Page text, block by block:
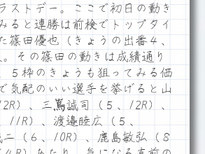
ストデー。ここで初日の動き
ると連勝は前検でトップタイ
篠田優也（きょうの出番４、
。その篠田の動きは成績通り
５枠のきょうも狙ってみる価
気配のいい選手を挙げると山
）、三嶌誠司（５、12R）、
11R）、渡邉睦広（５、
二（６、10R）、鹿島敏弘（８